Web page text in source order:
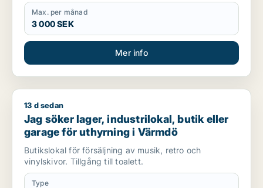
Max. per månad
3 000 SEK
Mer info
Jag söker lager, industrilokal, butik eller garage för
13 d sedan
Jag söker lager, industrilokal, butik eller
garage för uthyrning i Värmdö
Butikslokal för försäljning av musik, retro och
vinylskivor. Tillgång till toalett.
Type